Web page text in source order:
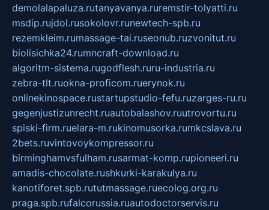
demolalapaluza.rutanyavanya.ruremstir-tolyatti.ru
msdip.rujdol.rusokolovr.runewtech-spb.ru
rezemkleim.rumassage-tai.ruseonub.ruzvonitut.ru
biolisichka24.rumncraft-download.ru
algoritm-sistema.rugodflesh.ruru-industria.ru
zebra-tlt.ruokna-proficom.ruerynok.ru
onlinekinospace.rustartupstudio-fefu.ruzarges-ru.ru
gegenjustizunrecht.ruautobalashov.ruutrovortu.ru
spiski-firm.ruelara-m.rukinomusorka.rumkcslava.ru
2bets.ruvintovoykompressor.ru
birminghamvsfulham.rusarmat-komp.rupioneeri.ru
amadis-chocolate.rushkurki-karakulya.ru
kanotiforet.spb.rututmassage.ruecolog.org.ru
praga.spb.rufalcorussia.ruautodoctorservis.ru